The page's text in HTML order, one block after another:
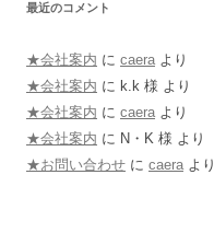
最近のコメント
★会社案内 に caera より
★会社案内 に k.k 様 より
★会社案内 に caera より
★会社案内 に N・K 様 より
★お問い合わせ に caera より